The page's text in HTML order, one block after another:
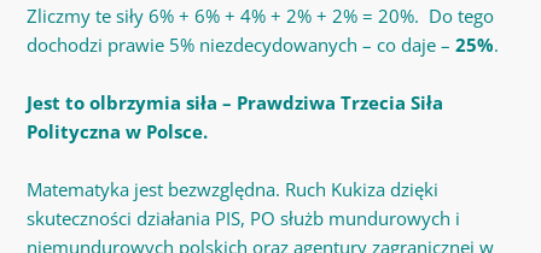
Zliczmy te siły 6% + 6% + 4% + 2% + 2% = 20%. Do tego
dochodzi prawie 5% niezdecydowanych – co daje – 25%.
Jest to olbrzymia siła – Prawdziwa Trzecia Siła
Polityczna w Polsce.
Matematyka jest bezwzględna. Ruch Kukiza dzięki
skuteczności działania PIS, PO służb mundurowych i
niemundurowych polskich oraz agentury zagranicznej w